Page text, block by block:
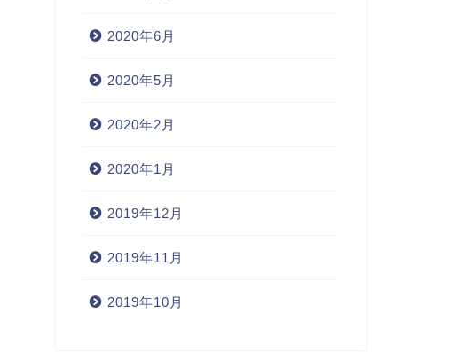
2020年6月
2020年5月
2020年2月
2020年1月
2019年12月
2019年11月
2019年10月